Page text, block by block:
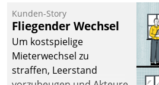
Kunden-Story
Fliegender Wechsel
Um kostspielige
Mieterwechsel zu
straffen, Leerstand